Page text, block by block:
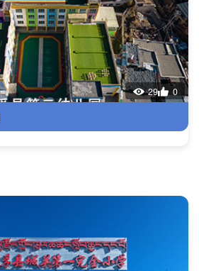
29 0